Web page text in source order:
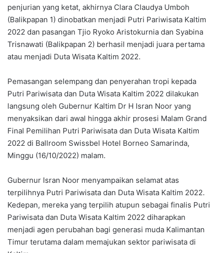
penjurian yang ketat, akhirnya Clara Claudya Umboh
(Balikpapan 1) dinobatkan menjadi Putri Pariwisata Kaltim
2022 dan pasangan Tjio Ryoko Aristokurnia dan Syabina
Trisnawati (Balikpapan 2) berhasil menjadi juara pertama
atau menjadi Duta Wisata Kaltim 2022.
Pemasangan selempang dan penyerahan tropi kepada
Putri Pariwisata dan Duta Wisata Kaltim 2022 dilakukan
langsung oleh Gubernur Kaltim Dr H Isran Noor yang
menyaksikan dari awal hingga akhir prosesi Malam Grand
Final Pemilihan Putri Pariwisata dan Duta Wisata Kaltim
2022 di Ballroom Swissbel Hotel Borneo Samarinda,
Minggu (16/10/2022) malam.
Gubernur Isran Noor menyampaikan selamat atas
terpilihnya Putri Pariwisata dan Duta Wisata Kaltim 2022.
Kedepan, mereka yang terpilih atupun sebagai finalis Putri
Pariwisata dan Duta Wisata Kaltim 2022 diharapkan
menjadi agen perubahan bagi generasi muda Kalimantan
Timur terutama dalam memajukan sektor pariwisata di